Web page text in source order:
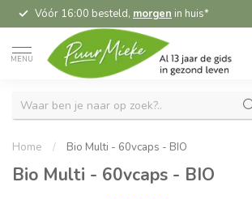
Vóór 16:00 besteld, morgen in huis*
MENU
Home / Bio Multi - 60vcaps - BIO
Bio Multi - 60vcaps - BIO